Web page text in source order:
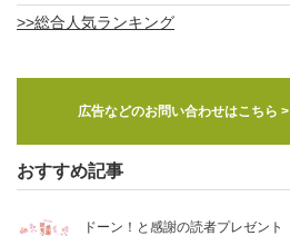
>>総合人気ランキング
広告などのお問い合わせはこちら >
おすすめ記事
ドーン！と感謝の読者プレゼント